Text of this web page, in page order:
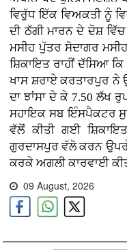
ਵਿਰੁੱਧ ਇੱਕ ਵਿਅਕਤੀ ਨੂੰ
ਦੀ ਠੱਗੀ ਮਾਰਨ ਦੇ ਦੋਸ਼
ਮਸੀਹ ਪੁੱਤਰ ਸੋਦਾਗਰ
ਸ਼ਿਕਾਇਤ ਰਾਹੀਂ ਦੱਸਿਆ
ਖਾਸ ਸ਼ਰਾਏ ਕਰਤਾਰਪੁਰ ਨੇ
ਦਾ ਝਾਂਸਾ ਦੇ ਕੇ 7.50 ਲੱਖ
ਸਹਾਇਕ ਸਬ ਇੰਸਪੈਕਟਰ
ਵੱਲੋਂ ਕੀਤੀ ਗਈ
ਗੁਰਦਾਸਪੁਰ ਵੱਲੋ ਕਰਨ
ਕਰਕੇ ਅਗਲੀ ਕਾਰਵਾਈ
09 August, 2026